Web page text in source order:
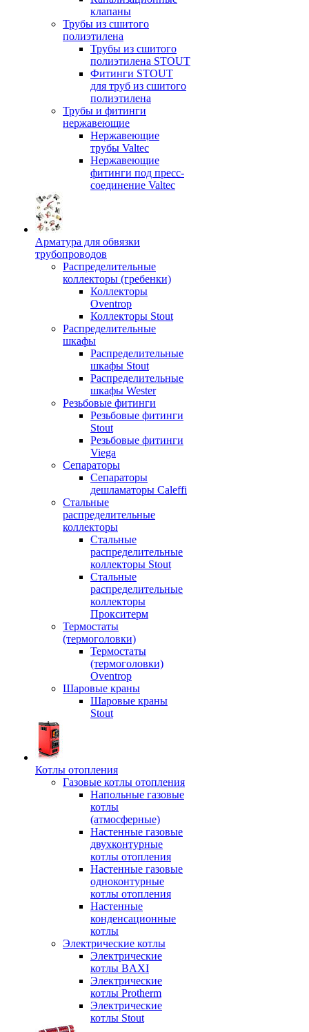
клапаны
Трубы из сшитого
полиэтилена
Трубы из сшитого
полиэтилена STOUT
Фитинги STOUT
для труб из сшитого
полиэтилена
Трубы и фитинги
нержавеющие
Нержавеющие
трубы Valtec
Нержавеющие
фитинги под пресс-
соединение Valtec
Арматура для обвязки
трубопроводов
Распределительные
коллекторы (гребенки)
Коллекторы
Oventrop
Коллекторы Stout
Распределительные
шкафы
Распределительные
шкафы Stout
Распределительные
шкафы Wester
Резьбовые фитинги
Резьбовые фитинги
Stout
Резьбовые фитинги
Viega
Сепараторы
Сепараторы
дешламаторы Caleffi
Стальные
распределительные
коллекторы
Стальные
распределительные
коллекторы Stout
Стальные
распределительные
коллекторы
Прокситерм
Термостаты
(термоголовки)
Термостаты
(термоголовки)
Oventrop
Шаровые краны
Шаровые краны
Stout
Котлы отопления
Газовые котлы отопления
Напольные газовые
котлы
(атмосферные)
Настенные газовые
двухконтурные
котлы отопления
Настенные газовые
одноконтурные
котлы отопления
Настенные
конденсационные
котлы
Электрические котлы
Электрические
котлы BAXI
Электрические
котлы Protherm
Электрические
котлы Stout